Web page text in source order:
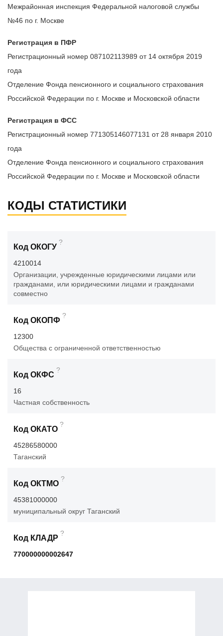
Межрайонная инспекция Федеральной налоговой службы
№46 по г. Москве
Регистрация в ПФР
Регистрационный номер 087102113989 от 14 октября 2019
года
Отделение Фонда пенсионного и социального страхования
Российской Федерации по г. Москве и Московской области
Регистрация в ФСС
Регистрационный номер 771305146077131 от 28 января 2010
года
Отделение Фонда пенсионного и социального страхования
Российской Федерации по г. Москве и Московской области
КОДЫ СТАТИСТИКИ
Код ОКОГУ
?
4210014
Организации, учрежденные юридическими лицами или
гражданами, или юридическими лицами и гражданами
совместно
Код ОКОПФ
?
12300
Общества с ограниченной ответственностью
Код ОКФС
?
16
Частная собственность
Код ОКАТО
?
45286580000
Таганский
Код ОКТМО
?
45381000000
муниципальный округ Таганский
Код КЛАДР
?
770000000002647